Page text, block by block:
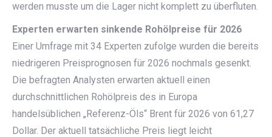
werden musste um die Lager nicht komplett zu überfluten.
Experten erwarten sinkende Rohölpreise für 2026
Einer Umfrage mit 34 Experten zufolge wurden die bereits
niedrigeren Preisprognosen für 2026 nochmals gesenkt.
Die befragten Analysten erwarten aktuell einen
durchschnittlichen Rohölpreis des in Europa
handelsüblichen „Referenz-Öls“ Brent für 2026 von 61,27
Dollar. Der aktuell tatsächliche Preis liegt leicht